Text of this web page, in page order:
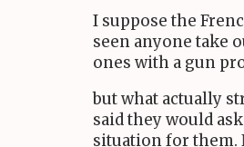
I suppose the
seen anyone take
ones with a gun
but what actually
said they would
situation for them.